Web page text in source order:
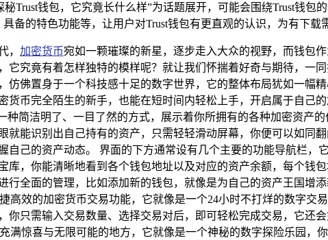
秘Trust钱包，它究竟长什么样”为话题展开，可能会围绕Trust钱
备的特色功能等，让用户对Trust钱包有更直观的认识，为有下载
， 加密货币宛如一颗璀璨的新星，逐步走入大众的视野，而钱包
它究竟有着怎样独特的模样呢？就让我们怀揣着好奇与期待，一
仿佛置身于一个科技感十足的数字世界，它的整体布局犹如一幅
货币完全陌生的新手，也能在短时间内轻松上手，开启属于自己
种简洁明了、一目了然的方式，展示着你所拥有的各种加密资产
就能识别出自己持有的资产，只需轻轻滑动屏幕，你便可以如同
自己的资产动态。 界面的下方通常设有几个主要的功能导航栏，
库，你能清晰地看到各个钱包地址以及对应的资产余额，每个钱
行全面的管理，比如添加新的钱包，就像是为自己的资产王国增
高效的加密货币交易功能，它就像是一个24小时不打烊的数字交
你只需输入交易数量、选择交易对后，即可轻松完成交易，它还
满惊喜与无限可能的地方，它就像是一个神秘的数字探险乐园，